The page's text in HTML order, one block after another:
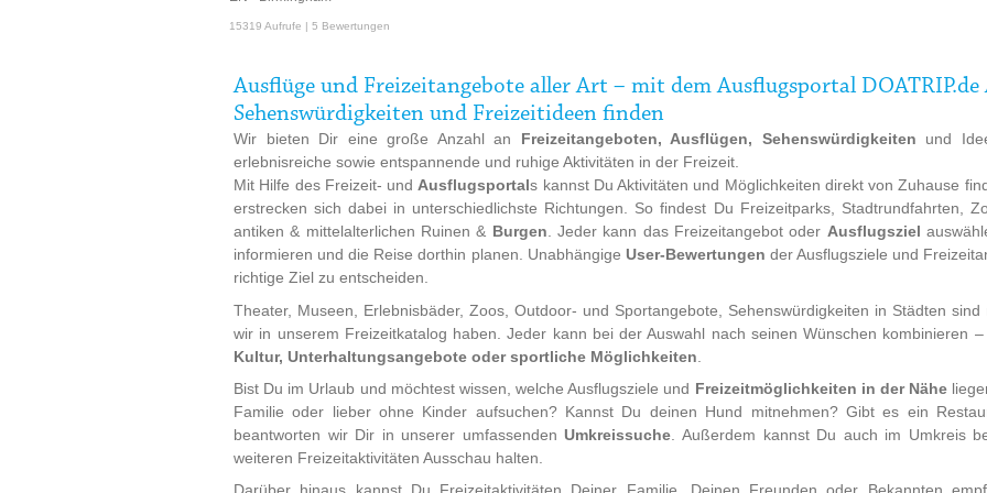
15319 Aufrufe | 5 Bewertungen
Ausflüge und Freizeitangebote aller Art – mit dem Ausflugsportal DOATRIP.de
Sehenswürdigkeiten und Freizeitideen finden
Wir bieten Dir eine große Anzahl an Freizeitangeboten, Ausflügen, Sehenswürdigkeiten und
erlebnisreiche sowie entspannende und ruhige Aktivitäten in der Freizeit.
Mit Hilfe des Freizeit- und Ausflugsportals kannst Du Aktivitäten und Möglichkeiten direkt von Zuhause
erstrecken sich dabei in unterschiedlichste Richtungen. So findest Du Freizeitparks, Stadtrundfahrten,
antiken & mittelalterlichen Ruinen & Burgen . Jeder kann das Freizeitangebot oder Ausflugsziel
informieren und die Reise dorthin planen. Unabhängige User-Bewertungen der Ausflugsziele und
richtige Ziel zu entscheiden.
Theater, Museen, Erlebnisbäder, Zoos, Outdoor- und Sportangebote, Sehenswürdigkeiten in Städten
wir in unserem Freizeitkatalog haben. Jeder kann bei der Auswahl nach seinen Wünschen kombinieren
Kultur, Unterhaltungsangebote oder sportliche Möglichkeiten
Bist Du im Urlaub und möchtest wissen, welche Ausflugsziele und Freizeitmöglichkeiten in der Nähe
Familie oder lieber ohne Kinder aufsuchen? Kannst Du deinen Hund mitnehmen? Gibt es ein
beantworten wir Dir in unserer umfassenden Umkreissuche . Außerdem kannst Du auch im Umkreis
weiteren Freizeitaktivitäten Ausschau halten.